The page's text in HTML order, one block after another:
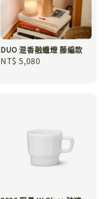
DUO 混香融蠟燈 藤編款
Regular
NT$ 5,080